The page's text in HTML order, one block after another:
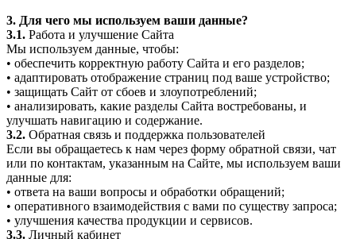
3. Для чего мы используем ваши данные?
3.1. Работа и улучшение Сайта
Мы используем данные, чтобы:
• обеспечить корректную работу Сайта и его разделов;
• адаптировать отображение страниц под ваше устройство;
• защищать Сайт от сбоев и злоупотреблений;
• анализировать, какие разделы Сайта востребованы, и
улучшать навигацию и содержание.
3.2. Обратная связь и поддержка пользователей
Если вы обращаетесь к нам через форму обратной связи, чат
или по контактам, указанным на Сайте, мы используем ваши
данные для:
• ответа на ваши вопросы и обработки обращений;
• оперативного взаимодействия с вами по существу запроса;
• улучшения качества продукции и сервисов.
3.3. Личный кабинет